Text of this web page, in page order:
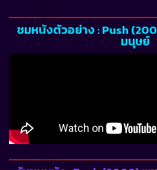
ชมหนังตัวอย่าง : Push
มนุษย์